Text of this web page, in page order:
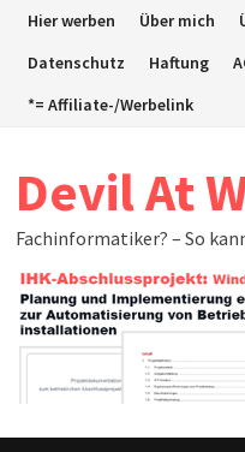
ZumHier werben Über mich
Datenschutz
Haftung
*= Affiliate-/Werbelink
Devil At
Fachinformatiker? – So